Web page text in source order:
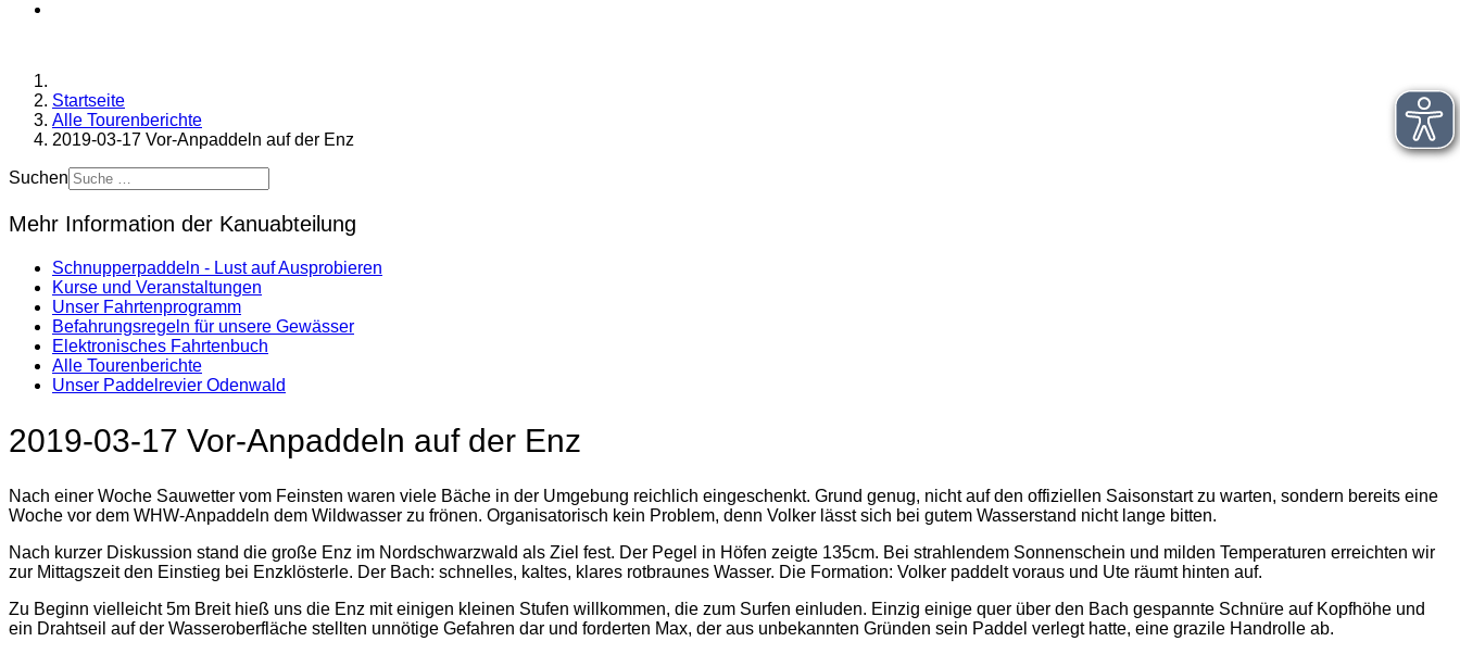
Startseite
Alle Tourenberichte
2019-03-17 Vor-Anpaddeln auf der Enz
Suchen
Mehr Information der Kanuabteilung
Schnupperpaddeln - Lust auf Ausprobieren
Kurse und Veranstaltungen
Unser Fahrtenprogramm
Befahrungsregeln für unsere Gewässer
Elektronisches Fahrtenbuch
Alle Tourenberichte
Unser Paddelrevier Odenwald
2019-03-17 Vor-Anpaddeln auf der Enz
Nach einer Woche Sauwetter vom Feinsten waren viele Bäche in der Umgebung reichlich eingeschenkt. Grund genug, nicht auf den offiziellen Saisonstart zu warten, sondern bereits eine
Woche vor dem WHW-Anpaddeln dem Wildwasser zu frönen. Organisatorisch kein Problem, denn Volker lässt sich bei gutem Wasserstand nicht lange bitten.
Nach kurzer Diskussion stand die große Enz im Nordschwarzwald als Ziel fest. Der Pegel in Höfen zeigte 135cm. Bei strahlendem Sonnenschein und milden Temperaturen erreichten wir
zur Mittagszeit den Einstieg bei Enzklösterle. Der Bach: schnelles, kaltes, klares rotbraunes Wasser. Die Formation: Volker paddelt voraus und Ute räumt hinten auf.
Zu Beginn vielleicht 5m Breit hieß uns die Enz mit einigen kleinen Stufen willkommen, die zum Surfen einluden. Einzig einige quer über den Bach gespannte Schnüre auf Kopfhöhe und
ein Drahtseil auf der Wasseroberfläche stellten unnötige Gefahren dar und forderten Max, der aus unbekannten Gründen sein Paddel verlegt hatte, eine grazile Handrolle ab.